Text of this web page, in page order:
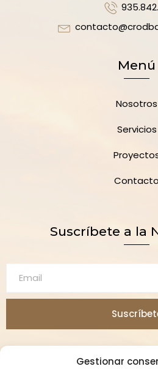
Gestionar
Menú
Nosotros
Servicios
Contacto
Suscríbete a la